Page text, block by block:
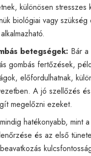
különösen stresszes
biológiai vagy szükség
betegségek: Bár
gombás fertőzések,
előfordulhatnak,
A jó szellőzés
megelőzni ezeket.
hatékonyabb, mint
és az első